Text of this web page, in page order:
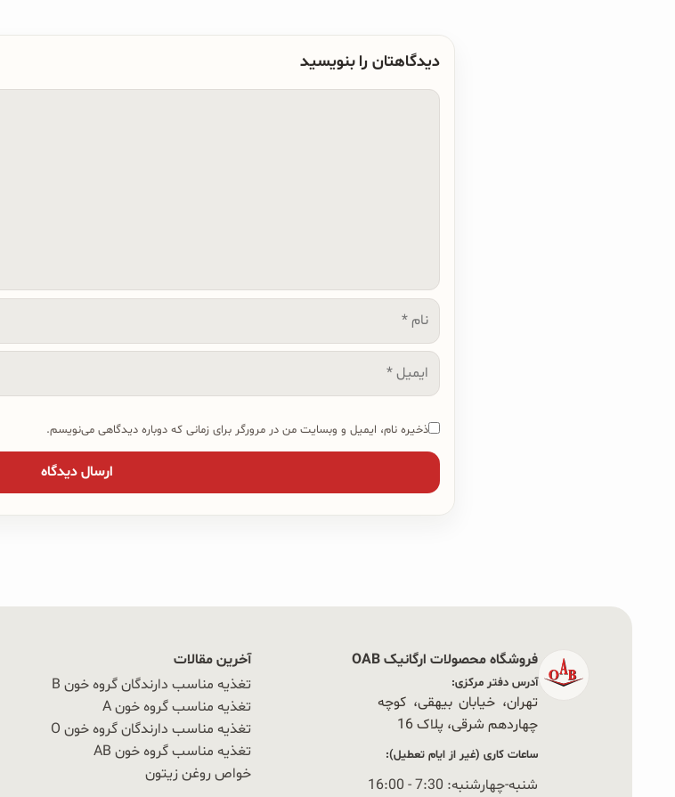
دیدگاهتان را بنویسید
نام
ایمیل
ذخیره نام، ایمیل و وبسایت من در مرورگر برای زمانی که دوباره دیدگاهی می‌نویسم.
فروشگاه محصولات ارگانیک OAB
آدرس دفتر مرکزی:
تهران، خیابان بیهقی، کوچه
چهاردهم شرقی، پلاک 16‭
ساعات کاری (غیر از ایام تعطیل):
شنبه-چهارشنبه: 7:30 - 16:00
آخرین مقالات
تغذیه مناسب دارندگان گروه خون B
تغذیه مناسب گروه خون A
تغذیه مناسب دارندگان گروه خون O
تغذیه مناسب گروه خون AB
خواص روغن زیتون